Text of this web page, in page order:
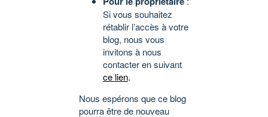
Si vous souhaitez
rétablir l’accès à votre
blog, nous vous
invitons à nous
contacter en suivant
ce lien.
Nous espérons que ce blog
pourra être de nouveau